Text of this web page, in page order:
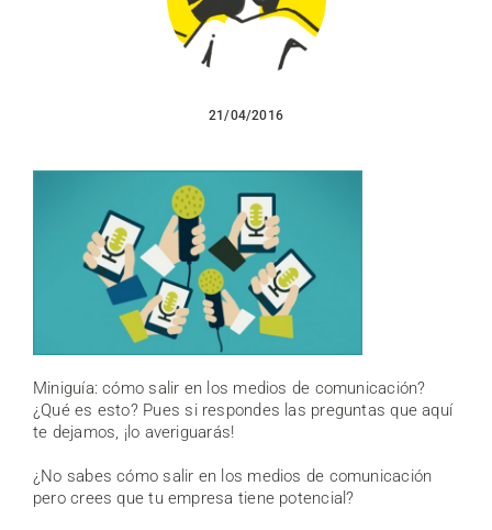
21/04/2016
Miniguía: cómo salir en los medios de comunicación?
¿Qué es esto? Pues si respondes las preguntas que aquí
te dejamos, ¡lo averiguarás!
¿No sabes cómo salir en los medios de comunicación
pero crees que tu empresa tiene potencial?